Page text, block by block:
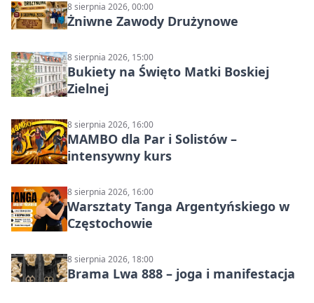
8 sierpnia 2026, 00:00
Żniwne Zawody Drużynowe
8 sierpnia 2026, 15:00
Bukiety na Święto Matki Boskiej
Zielnej
8 sierpnia 2026, 16:00
MAMBO dla Par i Solistów –
intensywny kurs
8 sierpnia 2026, 16:00
Warsztaty Tanga Argentyńskiego w
Częstochowie
8 sierpnia 2026, 18:00
Brama Lwa 888 – joga i manifestacja